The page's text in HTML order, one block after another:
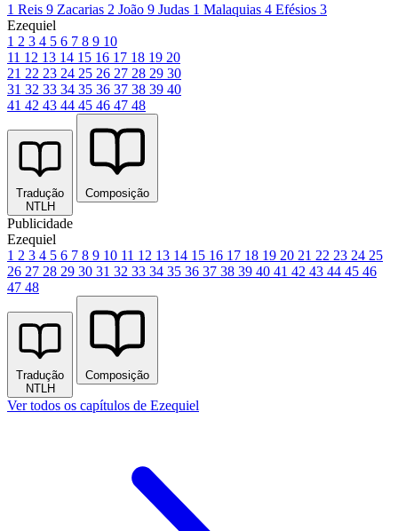
1 Reis 9 Zacarias 2 João 9 Judas 1 Malaquias 4 Efésios 3
Ezequiel
1 2 3 4 5 6 7 8 9 10
11 12 13 14 15 16 17 18 19 20
21 22 23 24 25 26 27 28 29 30
31 32 33 34 35 36 37 38 39 40
41 42 43 44 45 46 47 48
Tradução
NTLH
Composição
Publicidade
Ezequiel
1 2 3 4 5 6 7 8 9 10 11 12 13 14 15 16 17 18 19 20 21 22 23 24 25
26 27 28 29 30 31 32 33 34 35 36 37 38 39 40 41 42 43 44 45 46
47 48
Tradução
NTLH
Composição
Ver todos os capítulos de Ezequiel